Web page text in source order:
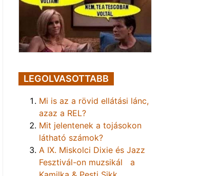
LEGOLVASOTTABB
Mi is az a rövid ellátási lánc,
azaz a REL?
Mit jelentenek a tojásokon
látható számok?
A IX. Miskolci Dixie és Jazz
Fesztivál-on muzsikál a